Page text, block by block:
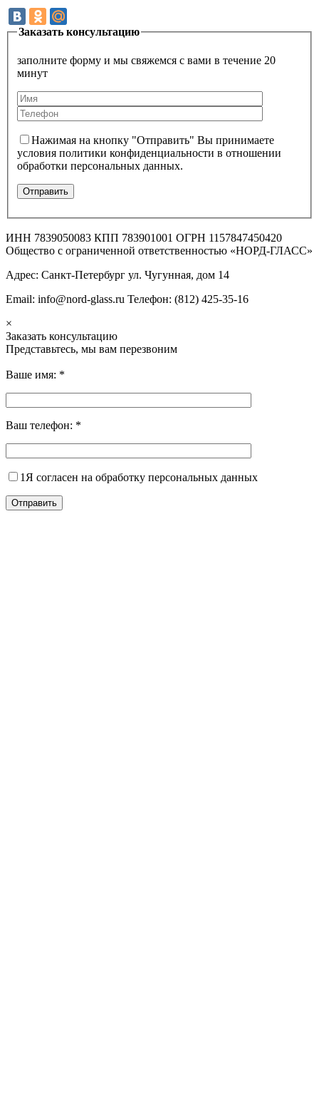
Заказать консультацию
заполните форму и мы свяжемся с вами в течение 20
минут
Нажимая на кнопку "Отправить" Вы принимаете
условия политики конфиденциальности в отношении
обработки персональных данных.
ИНН 7839050083 КПП 783901001 ОГРН 1157847450420
Общество с ограниченной ответственностью «НОРД-ГЛАСС»
Адрес: Санкт-Петербург ул. Чугунная, дом 14
Email: info@nord-glass.ru Телефон: (812) 425-35-16
×
Заказать консультацию
Представьтесь, мы вам перезвоним
Ваше имя: *
Ваш телефон: *
1 Я согласен на обработку персональных данных